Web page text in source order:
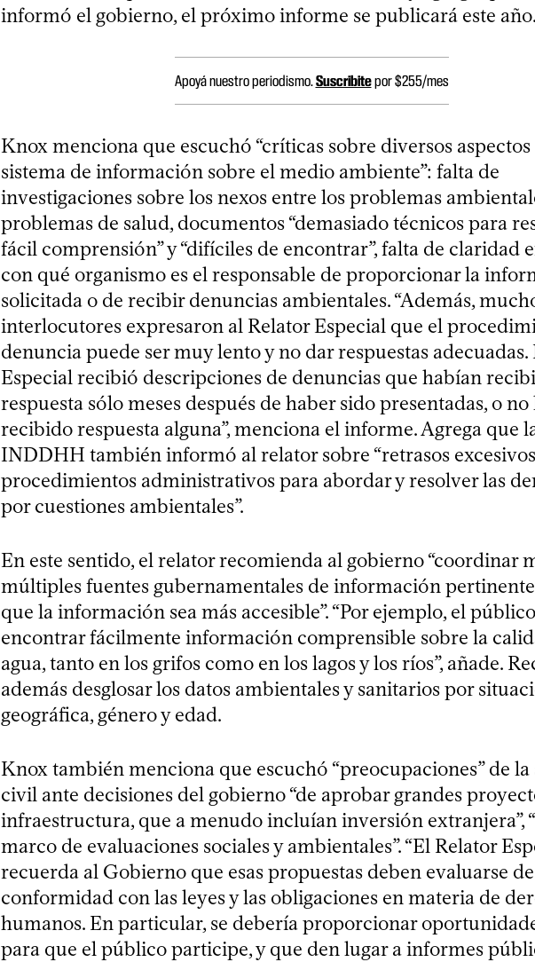
informó el gobierno, el próximo informe se publicará este año.
Apoyá nuestro periodismo.Suscribitepor $255/mes
Knox menciona que escuchó “críticas sobre diversos
sistema de información sobre el medio ambiente”: falta de
investigaciones sobre los nexos entre los problemas
problemas de salud, documentos “demasiado técnicos para
fácil comprensión” y “difíciles de encontrar”, falta de claridad
con qué organismo es el responsable de proporcionar la
solicitada o de recibir denuncias ambientales. “Además,
interlocutores expresaron al Relator Especial que el
denuncia puede ser muy lento y no dar respuestas adecuadas.
Especial recibió descripciones de denuncias que habían
respuesta sólo meses después de haber sido presentadas, o
recibido respuesta alguna”, menciona el informe. Agrega que
INDDHH también informó al relator sobre “retrasos
procedimientos administrativos para abordar y resolver las
por cuestiones ambientales”.
En este sentido, el relator recomienda al gobierno “coordinar
múltiples fuentes gubernamentales de información
que la información sea más accesible”. “Por ejemplo, el
encontrar fácilmente información comprensible sobre la
agua, tanto en los grifos como en los lagos y los ríos”, añade.
además desglosar los datos ambientales y sanitarios por
geográfica, género y edad.
Knox también menciona que escuchó “preocupaciones” de la
civil ante decisiones del gobierno “de aprobar grandes
infraestructura, que a menudo incluían inversión extranjera”,
marco de evaluaciones sociales y ambientales”. “El Relator
recuerda al Gobierno que esas propuestas deben evaluarse de
conformidad con las leyes y las obligaciones en materia de
humanos. En particular, se debería proporcionar
para que el público participe, y que den lugar a informes